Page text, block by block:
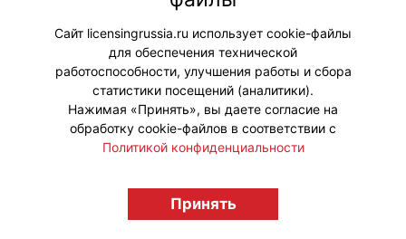
мультсериалов «Лео и Тиг» и «Ми-
ми-мишки».
#ПродвижениеБренда
licensingrussia.ru, 2009-2026 12+
Сайт licensingrussia.ru использует cookie-файлы
для обеспечения технической
работоспособности, улучшения работы и сбора
статистики посещений (аналитики).
Нажимая «Принять», вы даете согласие на
обработку cookie-файлов в соответствии с
Политикой конфиденциальности
Принять